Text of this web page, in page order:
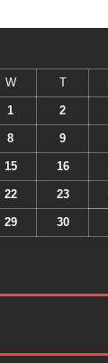
W T
1 2
8 9
15 16
22 23
29
30